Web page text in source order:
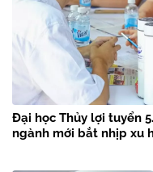
Đại học Thủy lợi tuyển
ngành mới bắt nhịp xu